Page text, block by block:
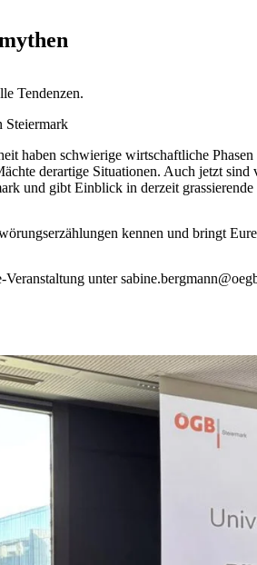
Tendenzen.
Steiermark
haben schwierige wirtschaftliche
derartige Situationen. Auch jetzt
und gibt Einblick in derzeit
kennen und bringt
unter